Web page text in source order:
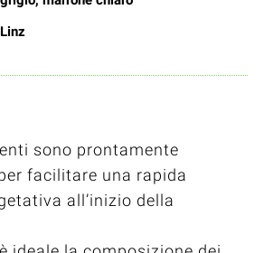
Linz
sono prontamente
facilitare una rapida
all’inizio della